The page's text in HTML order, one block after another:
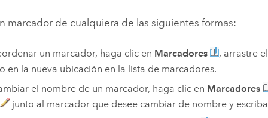
marcador de cualquiera de las siguientes formas:
un marcador, haga clic en Marcadores
, arrastre
en la nueva ubicación en la lista de marcadores.
el nombre de un marcador, haga clic en Marcadores
junto al marcador que desee cambiar de nombre y